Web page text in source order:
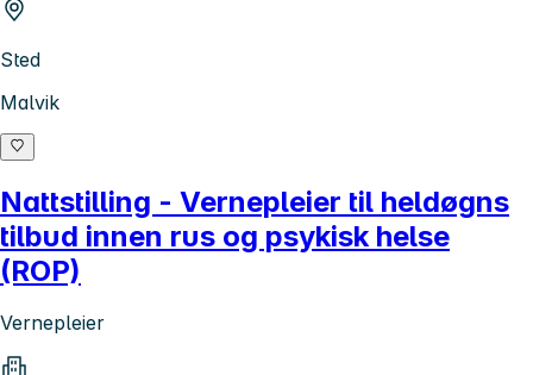
Sted
Malvik
Nattstilling - Vernepleier til heldøgns
tilbud innen rus og psykisk helse
(ROP)
Vernepleier